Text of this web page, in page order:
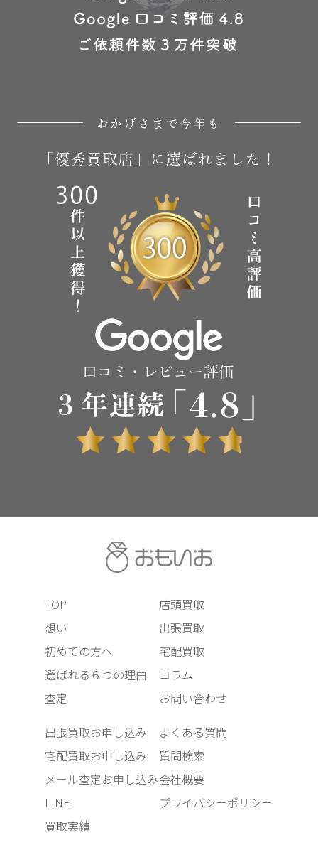
TOP
想い
初めての方へ
選ばれる６つの理由
査定
店頭買取
出張買取
宅配買取
コラム
お問い合わせ
出張買取お申し込み
宅配買取お申し込み
メール査定お申し込み
LINE
買取実績
よくある質問
質問検索
会社概要
プライバシーポリシー